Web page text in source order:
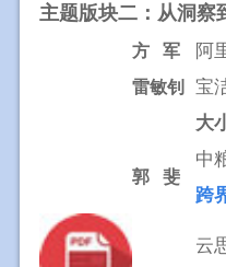
主题版块二：从洞察
方 军 阿
雷敏钊
宝
大
郭 斐
中
跨
云